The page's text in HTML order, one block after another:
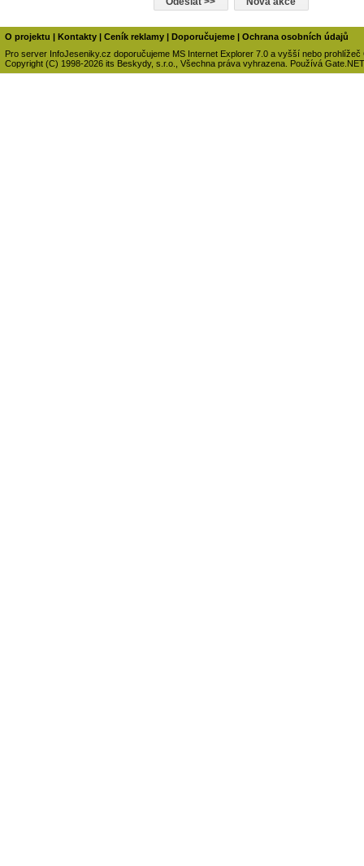
O projektu | Kontakty | Ceník reklamy | Doporučujeme | Ochrana osobních údajů
Pro server InfoJeseniky.cz doporučujeme MS Internet Explorer 7.0 a vyšší nebo prohlížeč
Copyright (C) 1998-2026 its Beskydy, s.r.o., Všechna práva vyhrazena. Používá